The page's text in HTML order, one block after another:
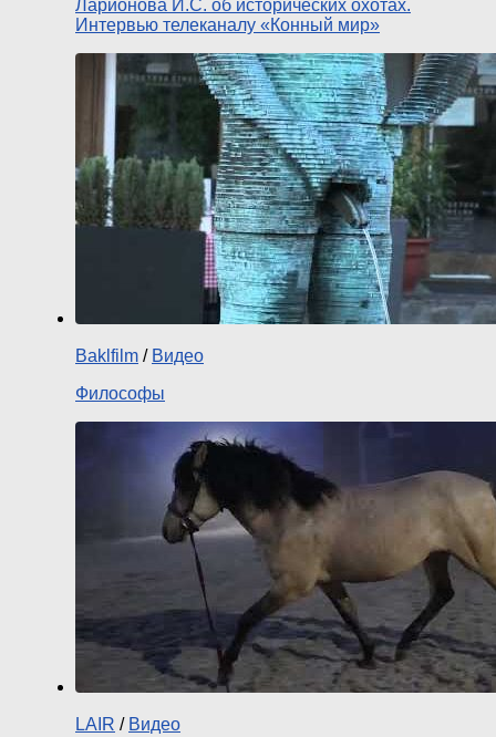
Ларионова И.С. об исторических охотах.
Интервью телеканалу «Конный мир»
Baklfilm / Видео
Философы
LAIR / Видео